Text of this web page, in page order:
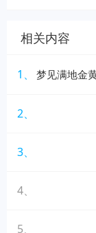
相关内容
1、 梦见满地金
2、
3、
4、
5、